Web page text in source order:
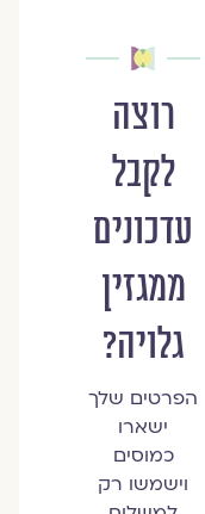
רוצה
לקבל
עדכונים
ממגזין
גלויה?
הפרטים שלך
ישארו
כמוסים
וישמשו רק